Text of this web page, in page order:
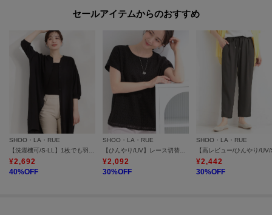
セールアイテムからのおすすめ
SHOO・LA・RUE
【洗濯機可/S-LL】1枚でも羽織でも キーネックシャツワンピース
¥2,692
40%OFF
SHOO・LA・RUE
【ひんやり/UV】レース切替で華やかに 大人の選ぶ上品Tシャツ
¥2,092
30%OFF
SHOO・LA・RUE
¥2,442
30%OFF